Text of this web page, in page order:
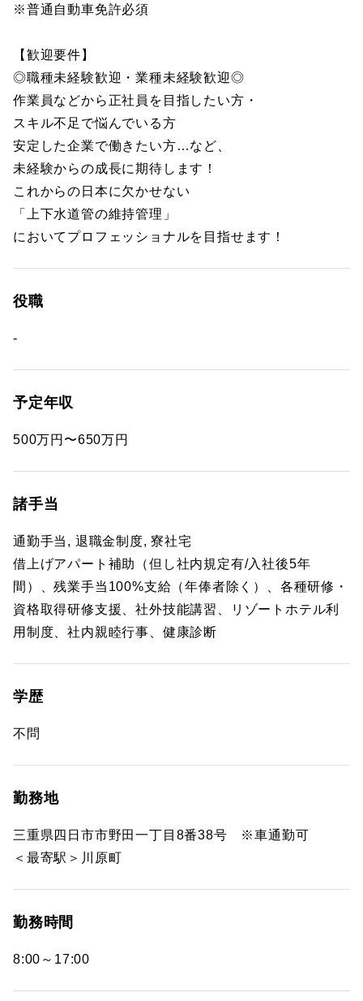
※普通自動車免許必須
【歓迎要件】
◎職種未経験歓迎・業種未経験歓迎◎
作業員などから正社員を目指したい方・
スキル不足で悩んでいる方
安定した企業で働きたい方…など、
未経験からの成長に期待します！
これからの日本に欠かせない
「上下水道管の維持管理」
においてプロフェッショナルを目指せます！
役職
-
予定年収
500万円〜650万円
諸手当
通勤手当, 退職金制度, 寮社宅
借上げアパート補助（但し社内規定有/入社後5年
間）、残業手当100%支給（年俸者除く）、各種研修・
資格取得研修支援、社外技能講習、リゾートホテル利
用制度、社内親睦行事、健康診断
学歴
不問
勤務地
三重県四日市市野田一丁目8番38号 ※車通勤可
＜最寄駅＞川原町
勤務時間
8:00～17:00